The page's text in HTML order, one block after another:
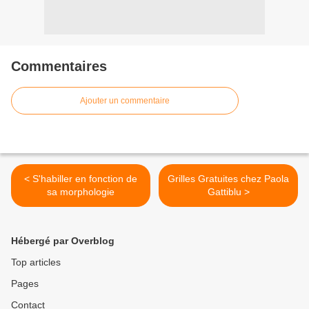
Commentaires
Ajouter un commentaire
< S'habiller en fonction de
sa morphologie
Grilles Gratuites chez Paola
Gattiblu >
Hébergé par Overblog
Top articles
Pages
Contact